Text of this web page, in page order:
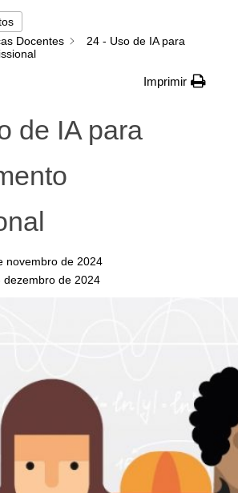
Docentes
24 - Uso de IA para
Imprimir
de IA para
novembro de 2024
dezembro de 2024